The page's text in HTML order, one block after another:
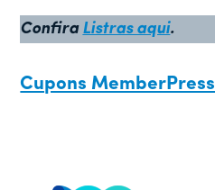
Confira Listras aqui.
Cupons MemberPress